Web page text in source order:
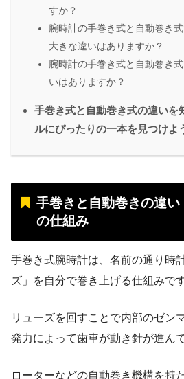
すか？
腕時計の手巻き式と自動巻き
大きな違いはありますか？
腕時計の手巻き式と自動巻き
いはありますか？
手巻き式と自動巻き式の違いを
ルにぴったりの一本を見つけよ
手巻きと自動巻きの違
の仕組み
手巻き式腕時計は、名前の通り時
ズ」を自分で巻き上げる仕組みです
リューズを回すことで内部のゼン
発力によって歯車が動き針が進ん
ローターなどの自動巻き機構を持